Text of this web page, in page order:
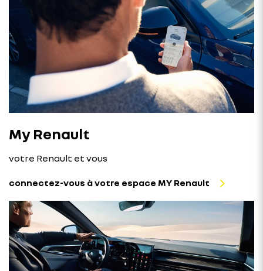
My Renault
votre Renault et vous
connectez-vous à votre espace MY Renault